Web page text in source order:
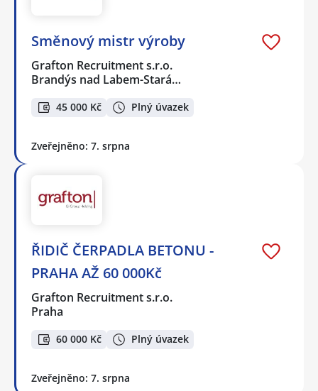
Směnový mistr výroby
Grafton Recruitment s.r.o.
Brandýs nad Labem-Stará…
45 000 Kč Plný úvazek
Zveřejněno: 7. srpna
ŘIDIČ ČERPADLA BETONU -
PRAHA AŽ 60 000Kč
Grafton Recruitment s.r.o.
Praha
60 000 Kč Plný úvazek
Zveřejněno: 7. srpna